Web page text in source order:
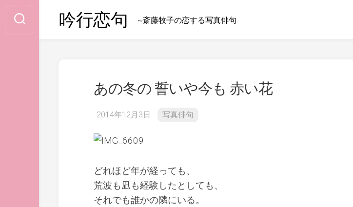
content
吟行恋句 ~斎藤牧子の恋する写真俳句
あの冬の 誓いや今も 赤い花
2014年12月3日 写真俳句
どれほど年が経っても、
荒波も凪も経験したとしても、
それでも誰かの隣にいる。